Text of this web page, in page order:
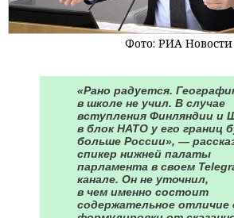
Фото: РИА Новости
«Рано радуется.
в школе не учил. В случае
вступления Финляндии и
в блок НАТО у его границ
больше России», —
спикер нижней палаты
парламента в своем
канале. Он не уточнил,
в чем именно состоит
содержательное отличие